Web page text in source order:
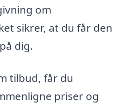
om
sikrer, at du får den
dig.
tilbud, får du
priser og